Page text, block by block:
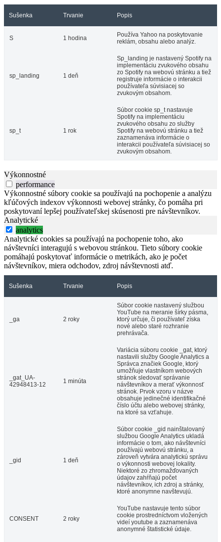
Sušenka Trvanie Popis
S 1 hodina
Používa Yahoo na poskytovanie
reklám, obsahu alebo analýz.
sp_landing 1 deň
Sp_landing je nastavený Spotify na
implementáciu zvukového obsahu
zo Spotify na webovú stránku a tiež
registruje informácie o interakcii
používateľa súvisiacej so
zvukovým obsahom.
sp_t 1 rok
Súbor cookie sp_t nastavuje
Spotify na implementáciu
zvukového obsahu zo služby
Spotify na webovú stránku a tiež
zaznamenáva informácie o
interakcii používateľa súvisiacej so
zvukovým obsahom.
Výkonnostné
performance
Výkonnostné súbory cookie sa používajú na pochopenie a analýzu
kľúčových indexov výkonnosti webovej stránky, čo pomáha pri
poskytovaní lepšej používateľskej skúsenosti pre návštevníkov.
Analytické
analytics
Analytické cookies sa používajú na pochopenie toho, ako
návštevníci interagujú s webovou stránkou. Tieto súbory cookie
pomáhajú poskytovať informácie o metrikách, ako je počet
návštevníkov, miera odchodov, zdroj návštevnosti atď.
Sušenka Trvanie Popis
_ga 2 roky
Súbor cookie nastavený službou
YouTube na meranie šírky pásma,
ktorý určuje, či používateľ získa
nové alebo staré rozhranie
prehrávača.
_gat_UA-
42948413-12
1 minúta
Variácia súboru cookie _gat, ktorý
nastavili služby Google Analytics a
Správca značiek Google, ktorý
umožňuje vlastníkom webových
stránok sledovať správanie
návštevníkov a merať výkonnosť
stránok. Prvok vzoru v názve
obsahuje jedinečné identifikačné
číslo účtu alebo webovej stránky,
na ktoré sa vzťahuje.
_gid 1 deň
Súbor cookie _gid nainštalovaný
službou Google Analytics ukladá
informácie o tom, ako návštevníci
používajú webovú stránku, a
zároveň vytvára analytickú správu
o výkonnosti webovej lokality.
Niektoré zo zhromažďovaných
údajov zahŕňajú počet
návštevníkov, ich zdroj a stránky,
ktoré anonymne navštevujú.
CONSENT 2 roky
YouTube nastavuje tento súbor
cookie prostredníctvom vložených
videí youtube a zaznamenáva
anonymné štatistické údaje.